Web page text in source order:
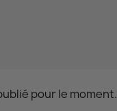
pour le moment.